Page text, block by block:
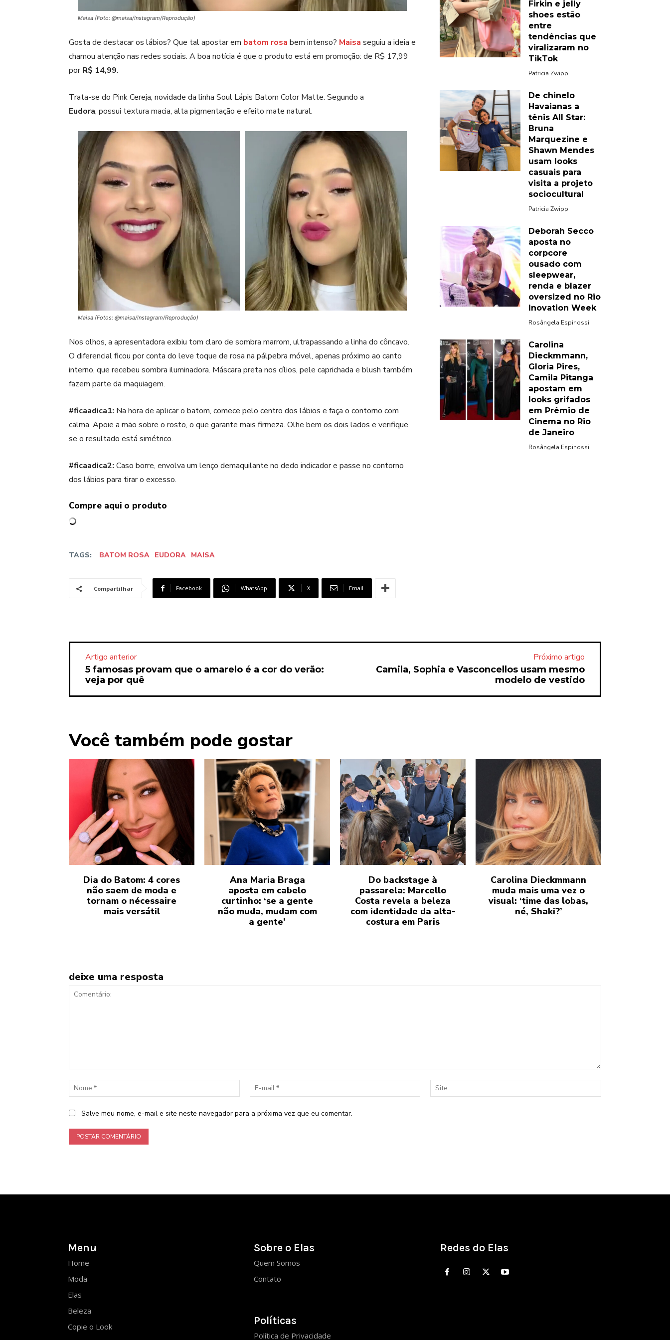
Maisa (Foto: @maisa/Instagram/Reprodução)
Gosta de destacar os lábios? Que tal apostar em batom rosa bem intenso? Maisa seguiu a ideia e
chamou atenção nas redes sociais. A boa notícia é que o produto está em promoção: de R$ 17,99
porR$ 14,99.
Trata-se do Pink Cereja, novidade da linha Soul Lápis Batom Color Matte. Segundo a
Eudora, possui textura macia, alta pigmentação e efeito mate natural.
Maisa (Fotos: @maisa/Instagram/Reprodução)
Nos olhos, a apresentadora exibiu tom claro de sombra marrom, ultrapassando a linha do côncavo.
O diferencial ficou por conta do leve toque de rosa na pálpebra móvel, apenas próximo ao canto
interno, que recebeu sombra iluminadora. Máscara preta nos cílios, pele caprichada e blush também
fazem parte da maquiagem.
#ficaadica1: Na hora de aplicar o batom, comece pelo centro dos lábios e faça o contorno com
calma. Apoie a mão sobre o rosto, o que garante mais firmeza. Olhe bem os dois lados e verifique
se o resultado está simétrico.
#ficaadica2: Caso borre, envolva um lenço demaquilante no dedo indicador e passe no contorno
dos lábios para tirar o excesso.
Compre aqui o produto
TAGS: BATOM ROSA EUDORA MAISA
Compartilhar Facebook WhatsApp X Email
Firkin e jelly
shoes estão
entre
tendências que
viralizaram no
TikTok
Patricia Zwipp
De chinelo
Havaianas a
tênis All Star:
Bruna
Marquezine e
Shawn Mendes
usam looks
casuais para
visita a projeto
sociocultural
Patricia Zwipp
Deborah Secco
aposta no
corpcore
ousado com
sleepwear,
renda e blazer
oversized no Rio
Inovation Week
Rosângela Espinossi
Carolina
Dieckmmann,
Gloria Pires,
Camila Pitanga
apostam em
looks grifados
em Prêmio de
Cinema no Rio
de Janeiro
Rosângela Espinossi
Artigo anterior
5 famosas provam que o amarelo é a cor do verão:
veja por quê
Próximo artigo
Camila, Sophia e Vasconcellos usam mesmo
modelo de vestido
Você também pode gostar
Dia do Batom: 4 cores
não saem de moda e
tornam o nécessaire
mais versátil
Ana Maria Braga
aposta em cabelo
curtinho: ‘se a gente
não muda, mudam com
a gente’
Do backstage à
passarela: Marcello
Costa revela a beleza
com identidade da alta-
costura em Paris
Carolina Dieckmmann
muda mais uma vez o
visual: ‘time das lobas,
né, Shaki?’
deixe uma resposta
Nome:*
mail:*
Salve meu nome, e-mail e site neste navegador para a próxima vez que eu comentar.
Menu
Home
Moda
Elas
Beleza
Copie o Look
Sobre o Elas
Quem Somos
Contato
Políticas
Política de Privacidade
Redes do Elas